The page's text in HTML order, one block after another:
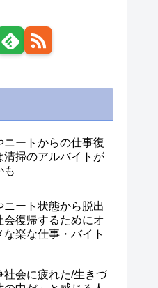
ニートからの仕事復
清掃のアルバイトが
も
ニート状態から脱出
会復帰するためにオ
な楽な仕事・バイト
社会に疲れた/生きづ